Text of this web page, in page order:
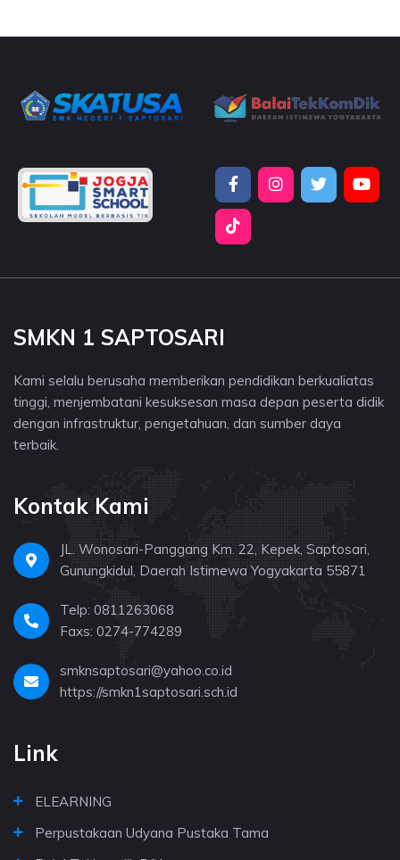
SMKN 1 SAPTOSARI
Kami selalu berusaha memberikan pendidikan berkualiatas
tinggi, menjembatani kesuksesan masa depan peserta didik
dengan infrastruktur, pengetahuan, dan sumber daya
terbaik.
Kontak Kami
JL. Wonosari-Panggang Km. 22, Kepek, Saptosari,
Gunungkidul, Daerah Istimewa Yogyakarta 55871
Telp: 0811263068
Faxs: 0274-774289
smknsaptosari@yahoo.co.id
https://smkn1saptosari.sch.id
Link
ELEARNING
Perpustakaan Udyana Pustaka Tama